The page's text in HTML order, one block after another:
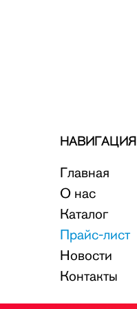
НАВИГАЦИЯ
Главная
О нас
Каталог
Прайс-лист
Новости
Контакты